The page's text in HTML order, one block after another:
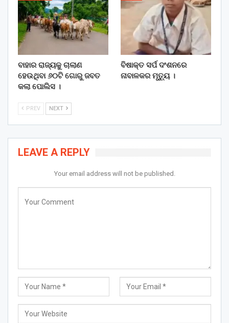
ବାହାର ରାଜ୍ୟକୁ ଚାଲାଣ
ହେଉଥିବା ୬୦ଟି ଗୋରୁ ଜବତ
କଲା ପୋଲିସ ।
ବିଷାକ୍ତ ସର୍ପ ଦଂଶନରେ
ନାବାଳକର ମୃତ୍ୟୁ ।
PREV NEXT
LEAVE A REPLY
Your email address will not be published.